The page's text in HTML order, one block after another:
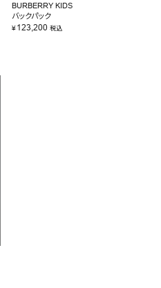
BURBERRY KIDS
バックパック
¥123,200 税込